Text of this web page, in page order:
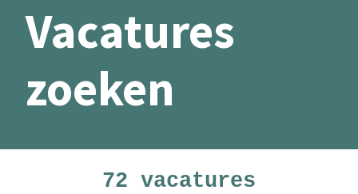
Vacatures
zoeken
72 vacatures